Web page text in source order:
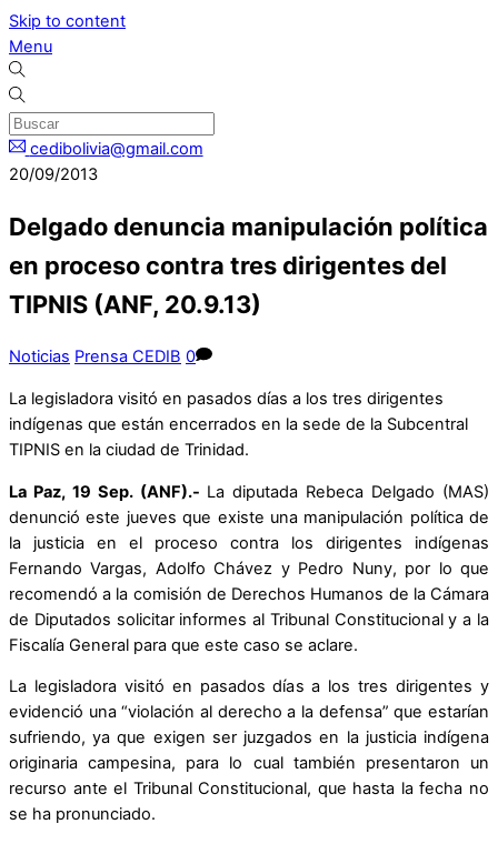
Skip to content
Menu
cedibolivia@gmail.com
20/09/2013
Delgado denuncia manipulación política
en proceso contra tres dirigentes del
TIPNIS (ANF, 20.9.13)
Noticias Prensa CEDIB 0
La legisladora visitó en pasados días a los tres dirigentes
indígenas que están encerrados en la sede de la Subcentral
TIPNIS en la ciudad de Trinidad.
La Paz, 19 Sep. (ANF).- La diputada Rebeca Delgado (MAS)
denunció este jueves que existe una manipulación política de
la justicia en el proceso contra los dirigentes indígenas
Fernando Vargas, Adolfo Chávez y Pedro Nuny, por lo que
recomendó a la comisión de Derechos Humanos de la Cámara
de Diputados solicitar informes al Tribunal Constitucional y a la
Fiscalía General para que este caso se aclare.
La legisladora visitó en pasados días a los tres dirigentes y
evidenció una “violación al derecho a la defensa” que estarían
sufriendo, ya que exigen ser juzgados en la justicia indígena
originaria campesina, para lo cual también presentaron un
recurso ante el Tribunal Constitucional, que hasta la fecha no
se ha pronunciado.